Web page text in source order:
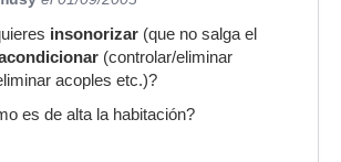
insonorizar (que no salga el
(controlar/eliminar
acoples etc.)?
es de alta la habitación?